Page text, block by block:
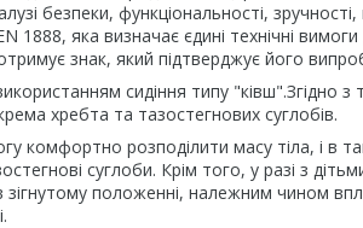
безпеки, функціональності,
1888, яка визначає єдині технічні
знак, який підтверджує його
сидіння типу "ківш".Згідно
хребта та тазостегнових суглобів.
комфортно розподілити масу тіла, і в
суглоби. Крім того, у разі з
в зігнутому положенні, належним чином